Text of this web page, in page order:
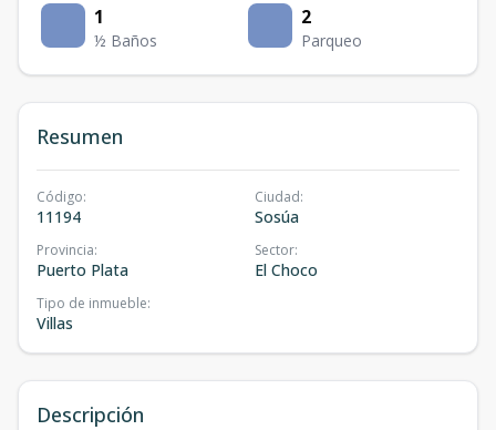
1
½ Baños
2
Parqueo
Resumen
Código:
11194
Ciudad:
Sosúa
Provincia:
Puerto Plata
Sector:
El Choco
Tipo de inmueble:
Villas
Descripción